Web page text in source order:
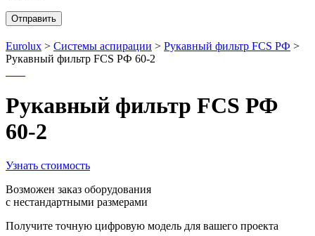
Eurolux > Системы аспирации > Рукавный фильтр FCS РФ >
Рукавный фильтр FCS РФ 60-2
Рукавный фильтр FCS РФ
60-2
Узнать стоимость
Возможен заказ оборудования
с нестандартными размерами
Получите точную цифровую модель для вашего проекта